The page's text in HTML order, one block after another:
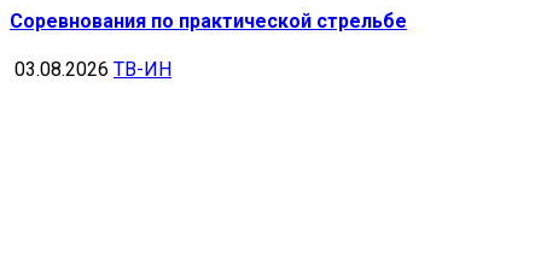
Соревнования по практической стрельбе
03.08.2026 ТВ-ИН